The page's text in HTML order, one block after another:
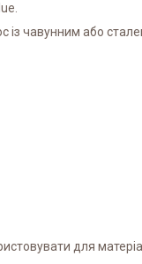
із чавунним або
для